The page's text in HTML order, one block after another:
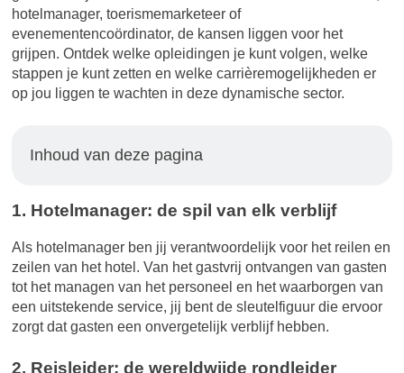
hotelmanager, toerismemarketeer of
evenementencoördinator, de kansen liggen voor het
grijpen. Ontdek welke opleidingen je kunt volgen, welke
stappen je kunt zetten en welke carrièremogelijkheden er
op jou liggen te wachten in deze dynamische sector.
Inhoud van deze pagina
1. Hotelmanager: de spil van elk verblijf
Als hotelmanager ben jij verantwoordelijk voor het reilen en
zeilen van het hotel. Van het gastvrij ontvangen van gasten
tot het managen van het personeel en het waarborgen van
een uitstekende service, jij bent de sleutelfiguur die ervoor
zorgt dat gasten een onvergetelijk verblijf hebben.
2. Reisleider: de wereldwijde rondleider